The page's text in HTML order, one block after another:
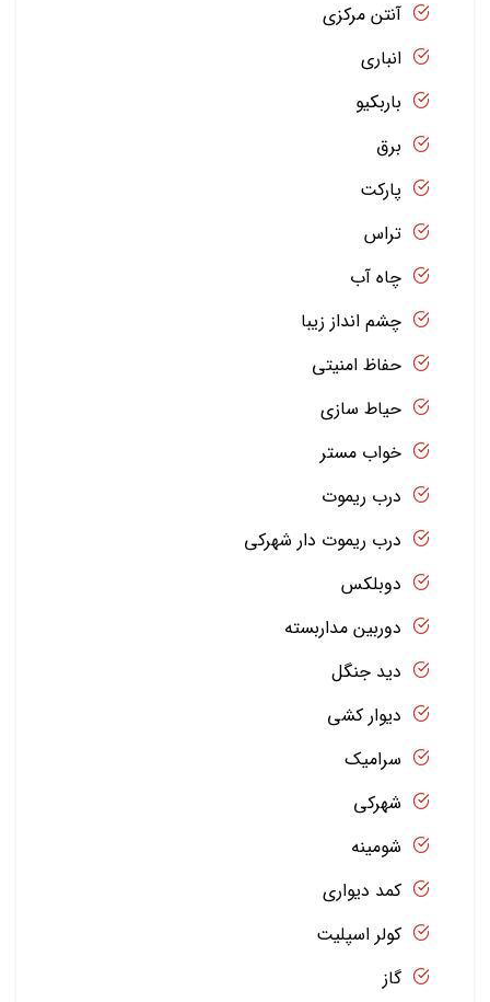
آنتن مرکزی
انباری
باربکیو
برق
پارکت
تراس
چاه آب
چشم انداز زیبا
حفاظ امنیتی
حیاط سازی
خواب مستر
درب ریموت
درب ریموت دار شهرکی
دوبلکس
دوربین مداربسته
دید جنگل
دیوار کشی
سرامیک
شهرکی
شومینه
کمد دیواری
کولر اسپلیت
گاز